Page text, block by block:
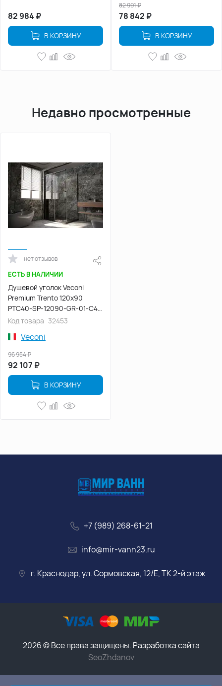
82 984 ₽
В КОРЗИНУ
78 842 ₽
82 991₽
В КОРЗИНУ
Недавно просмотренные
нет отзывов
ЕСТЬ В НАЛИЧИИ
Душевой уголок Veconi
Premium Trento 120х90
PTC40-SP-12090-GR-01-C4,
стекло Прозрачное профиль
Код товара 32453
Veconi
92 107 ₽
96 954₽
В КОРЗИНУ
+7 (989) 268-61-21
info@mir-vann23.ru
г. Краснодар, ул. Сормовская, 12/Е, ТК 2-й этаж
2026 © Все права защищены. Разработка сайта
SeoZhdanov